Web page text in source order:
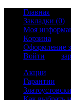
Главная
Закладки (0)
Моя
Корзина
Оформление
Войти
Акции
Гарантии